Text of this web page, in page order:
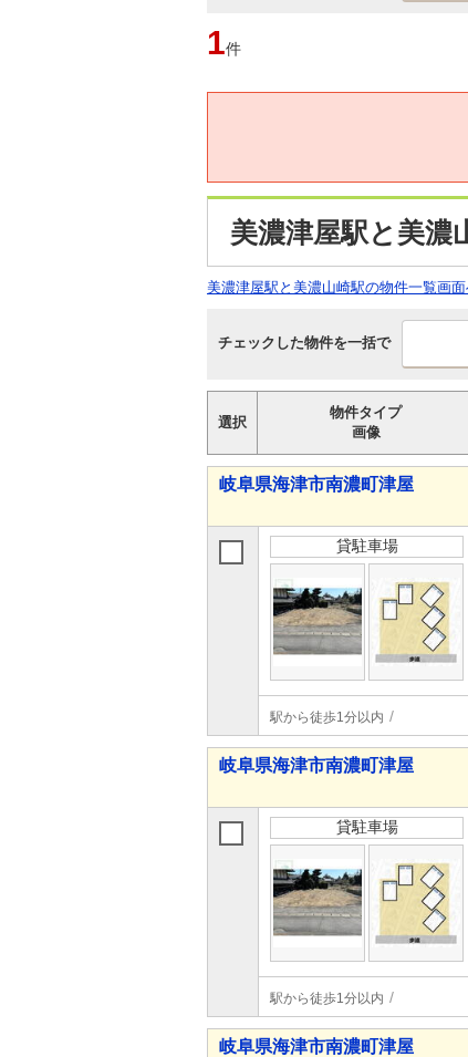
1件
美濃津屋駅と美濃
美濃津屋駅と美濃山崎駅の物件一覧画
チェックした物件を一括で
選択
物件タイプ
画像
岐阜県海津市南濃町津屋
貸駐車場
駅から徒歩1分以内
岐阜県海津市南濃町津屋
貸駐車場
駅から徒歩1分以内
岐阜県海津市南濃町津屋